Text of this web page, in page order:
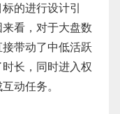
的进行设计引
看，对于大盘数
带动了中低活跃
长，同时进入权
动任务。